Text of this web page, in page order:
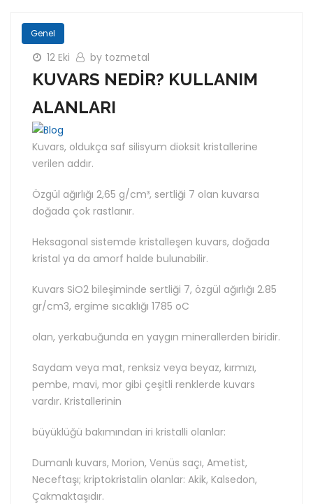
Genel
12 Eki by tozmetal
KUVARS NEDİR? KULLANIM
ALANLARI
Kuvars, oldukça saf silisyum dioksit kristallerine
verilen addır.
Özgül ağırlığı 2,65 g/cm³, sertliği 7 olan kuvarsa
doğada çok rastlanır.
Heksagonal sistemde kristalleşen kuvars, doğada
kristal ya da amorf halde bulunabilir.
Kuvars SiO2 bileşiminde sertliği 7, özgül ağırlığı 2.85
gr/cm3, ergime sıcaklığı 1785 oC
olan, yerkabuğunda en yaygın minerallerden biridir.
Saydam veya mat, renksiz veya beyaz, kırmızı,
pembe, mavi, mor gibi çeşitli renklerde kuvars
vardır. Kristallerinin
büyüklüğü bakımından iri kristalli olanlar:
Dumanlı kuvars, Morion, Venüs saçı, Ametist,
Neceftaşı; kriptokristalin olanlar: Akik, Kalsedon,
Çakmaktaşıdır.